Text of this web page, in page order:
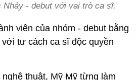
Nhảy - debut với vai trò ca sĩ.
viên của nhóm - debut bằng
với tư cách ca sĩ độc quyền
thuật, Mỹ Mỹ từng làm